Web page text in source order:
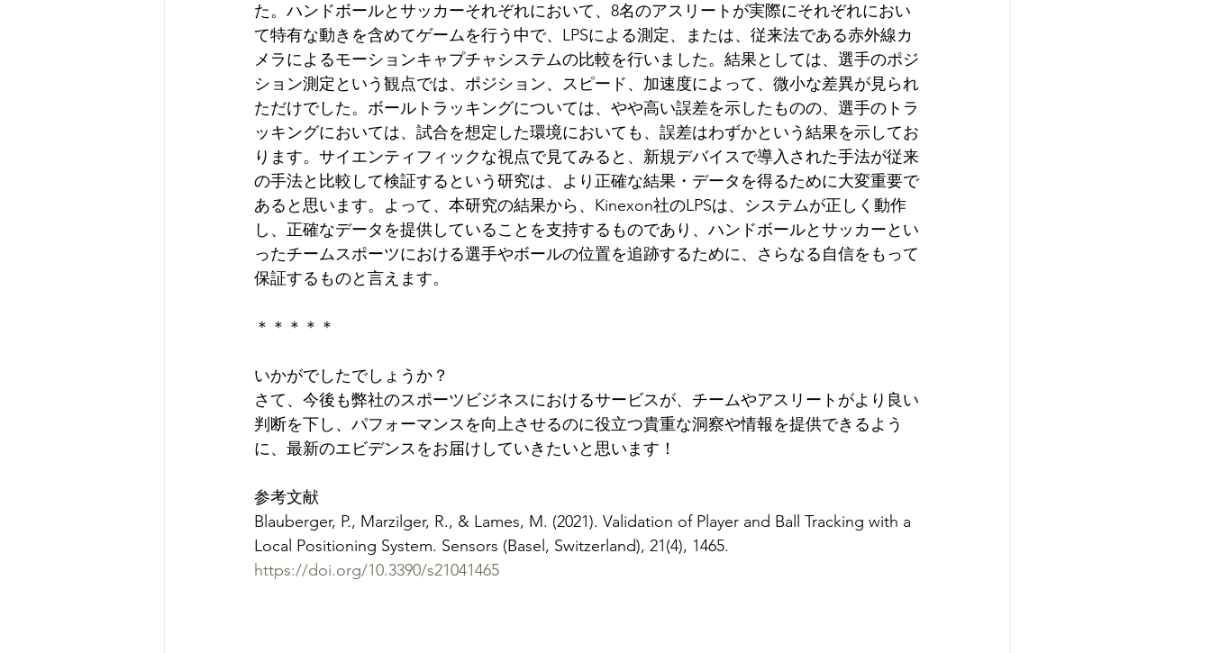
た。ハンドボールとサッカーそれぞれにおいて、8名のアスリートが実際にそれぞれにおい
て特有な動きを含めてゲームを行う中で、LPSによる測定、または、従来法である赤外線カ
メラによるモーションキャプチャシステムの比較を行いました。結果としては、選手のポジ
ション測定という観点では、ポジション、スピード、加速度によって、微小な差異が見られ
ただけでした。ボールトラッキングについては、やや高い誤差を示したものの、選手のトラ
ッキングにおいては、試合を想定した環境においても、誤差はわずかという結果を示してお
ります。サイエンティフィックな視点で見てみると、新規デバイスで導入された手法が従来
の手法と比較して検証するという研究は、より正確な結果・データを得るために大変重要で
あると思います。よって、本研究の結果から、Kinexon社のLPSは、システムが正しく動作
し、正確なデータを提供していることを支持するものであり、ハンドボールとサッカーとい
ったチームスポーツにおける選手やボールの位置を追跡するために、さらなる自信をもって
保証するものと言えます。
＊＊＊＊＊
いかがでしたでしょうか？
さて、今後も弊社のスポーツビジネスにおけるサービスが、チームやアスリートがより良い
判断を下し、パフォーマンスを向上させるのに役立つ貴重な洞察や情報を提供できるよう
に、最新のエビデンスをお届けしていきたいと思います！
参考文献
Blauberger, P., Marzilger, R., & Lames, M. (2021). Validation of Player and Ball Tracking with a
Local Positioning System. Sensors (Basel, Switzerland), 21(4), 1465.
https://doi.org/10.3390/s21041465